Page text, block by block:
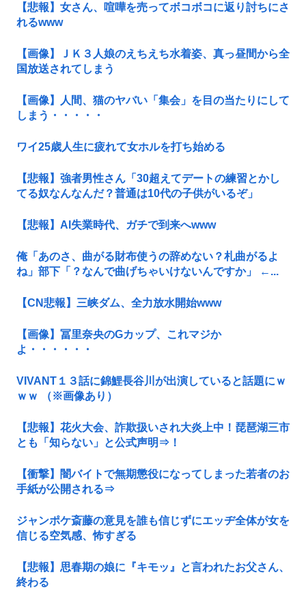
【悲報】女さん、喧嘩を売ってボコボコに返り討ちにさ
れるwww
【画像】ＪＫ３人娘のえちえち水着姿、真っ昼間から全
国放送されてしまう
【画像】人間、猫のヤバい「集会」を目の当たりにして
しまう・・・・・
ワイ25歳人生に疲れて女ホルを打ち始める
【悲報】強者男性さん「30超えてデートの練習とかし
てる奴なんなんだ？普通は10代の子供がいるぞ」
【悲報】AI失業時代、ガチで到来へwww
俺「あのさ、曲がる財布使うの辞めない？札曲がるよ
ね」部下「？なんで曲げちゃいけないんですか」 ←...
【CN悲報】三峡ダム、全力放水開始www
【画像】冨里奈央のGカップ、これマジか
よ・・・・・・
VIVANT１３話に錦鯉長谷川が出演していると話題にｗ
ｗｗ （※画像あり）
【悲報】花火大会、詐欺扱いされ大炎上中！琵琶湖三市
とも「知らない」と公式声明⇒！
【衝撃】闇バイトで無期懲役になってしまった若者のお
手紙が公開される⇒
ジャンポケ斎藤の意見を誰も信じずにエッヂ全体が女を
信じる空気感、怖すぎる
【悲報】思春期の娘に『キモッ』と言われたお父さん、
終わる